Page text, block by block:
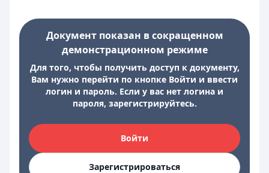
Документ показан в сокращенном
демонстрационном режиме
Для того, чтобы получить доступ к документу,
Вам нужно перейти по кнопке Войти и ввести
логин и пароль. Если у вас нет логина и
пароля, зарегистрируйтесь.
Войти
Зарегистрироваться